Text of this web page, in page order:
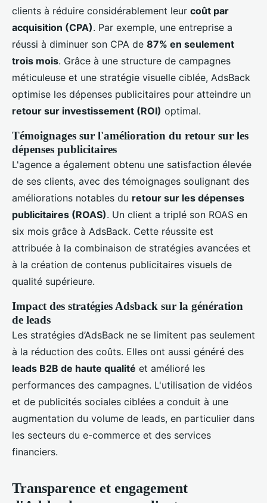
clients à réduire considérablement leur coût par
acquisition (CPA). Par exemple, une entreprise a
réussi à diminuer son CPA de 87% en seulement
trois mois. Grâce à une structure de campagnes
méticuleuse et une stratégie visuelle ciblée, AdsBack
optimise les dépenses publicitaires pour atteindre un
retour sur investissement (ROI) optimal.
Témoignages sur l'amélioration du retour sur les
dépenses publicitaires
L'agence a également obtenu une satisfaction élevée
de ses clients, avec des témoignages soulignant des
améliorations notables du retour sur les dépenses
publicitaires (ROAS). Un client a triplé son ROAS en
six mois grâce à AdsBack. Cette réussite est
attribuée à la combinaison de stratégies avancées et
à la création de contenus publicitaires visuels de
qualité supérieure.
Impact des stratégies Adsback sur la génération
de leads
Les stratégies d’AdsBack ne se limitent pas seulement
à la réduction des coûts. Elles ont aussi généré des
leads B2B de haute qualité et amélioré les
performances des campagnes. L'utilisation de vidéos
et de publicités sociales ciblées a conduit à une
augmentation du volume de leads, en particulier dans
les secteurs du e-commerce et des services
financiers.
Transparence et engagement